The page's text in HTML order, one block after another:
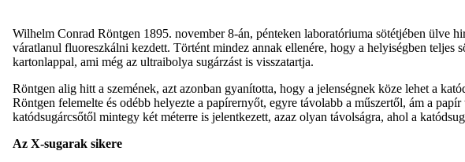
Wilhelm Conrad Röntgen 1895. november 8-án, pénteken laboratóriuma sötétjében ülve
váratlanul fluoreszkálni kezdett. Történt mindez annak ellenére, hogy a helyiségben
kartonlappal, ami még az ultraibolya sugárzást is visszatartja.
Röntgen alig hitt a szemének, azt azonban gyanította, hogy a jelenségnek köze lehet a
Röntgen felemelte és odébb helyezte a papírernyőt, egyre távolabb a műszertől, ám a
katódsugárcsőtől mintegy két méterre is jelentkezett, azaz olyan távolságra, ahol a
Az X-sugarak sikere